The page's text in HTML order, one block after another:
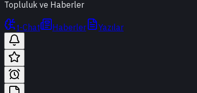
Topluluk ve Haberler
t-Chat Haberler Yazılar